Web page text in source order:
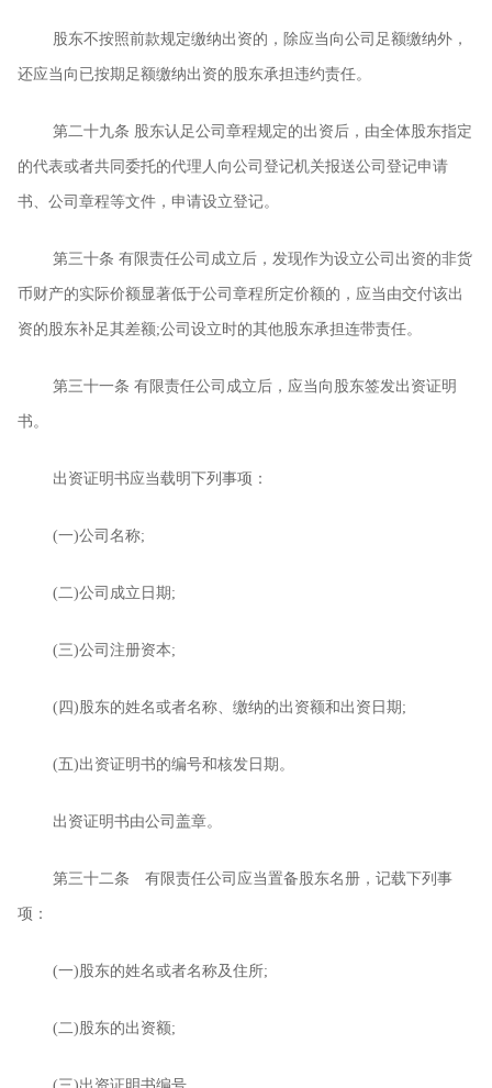
股东不按照前款规定缴纳出资的，除应当向公司足额缴纳外，
还应当向已按期足额缴纳出资的股东承担违约责任。
第二十九条 股东认足公司章程规定的出资后，由全体股东指定
的代表或者共同委托的代理人向公司登记机关报送公司登记申请
书、公司章程等文件，申请设立登记。
第三十条 有限责任公司成立后，发现作为设立公司出资的非货
币财产的实际价额显著低于公司章程所定价额的，应当由交付该出
资的股东补足其差额;公司设立时的其他股东承担连带责任。
第三十一条 有限责任公司成立后，应当向股东签发出资证明
书。
出资证明书应当载明下列事项：
(一)公司名称;
(二)公司成立日期 ;
(三)公司注册资本;
( 四)股东的姓名或者名称、缴纳的出资额和出资日期 ;
(五)出资证明书的编号和核发日期。
出资证明书由公司盖章。
第三十二条 有限责任公司应当置备股东名册，记载下列事
项：
(一)股东的姓名或者名称及住所;
(二)股东的出资额;